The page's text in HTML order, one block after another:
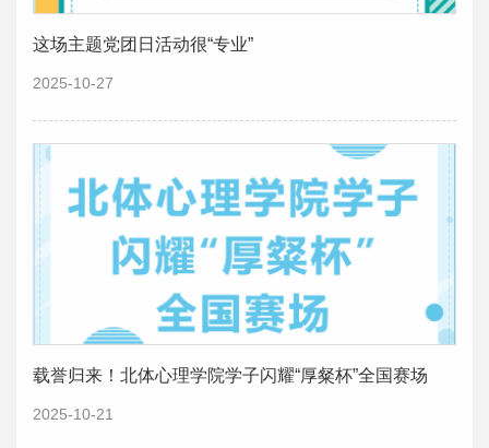
这场主题党团日活动很“专业”
2025-10-27
载誉归来！北体心理学院学子闪耀“厚粲杯”全国赛场
2025-10-21